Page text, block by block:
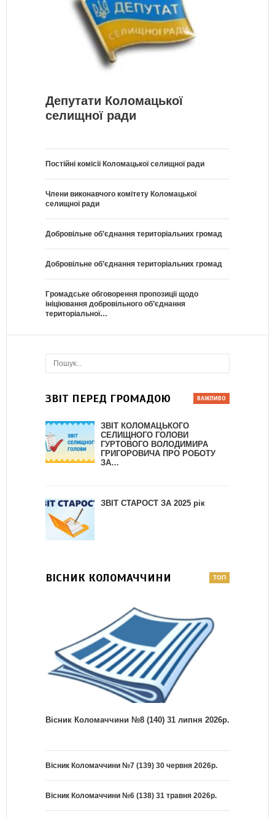
Депутати Коломацької
селищної ради
Постійні комісії Коломацької селищної ради
Члени виконавчого комітету Коломацької
селищної ради
Добровільне об’єднання територіальних громад
Добровільне об’єднання територіальних громад
Громадське обговорення пропозиції щодо
ініціювання добровільного об’єднання
територіальної…
ЗВІТ ПЕРЕД ГРОМАДОЮ
ЗВІТ КОЛОМАЦЬКОГО
СЕЛИЩНОГО ГОЛОВИ
ГУРТОВОГО ВОЛОДИМИРА
ГРИГОРОВИЧА ПРО РОБОТУ
ЗА…
ЗВІТ СТАРОСТ ЗА 2025 рік
ВІСНИК КОЛОМАЧЧИНИ
Вісник Коломаччини №8 (140) 31 липня 2026р.
Вісник Коломаччини №7 (139) 30 червня 2026р.
Вісник Коломаччини №6 (138) 31 травня 2026р.